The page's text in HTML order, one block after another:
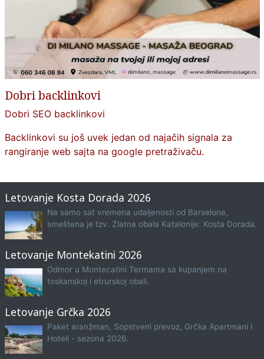
Dobri backlinkovi
Dobri SEO backlinkovi
Backlinkovi su još uvek jedan od najačih signala za
rangiranje web sajta na google pretraživaču.
Letovanje Kosta Dorada 2026
Na samo sat vremena udaljenosti od Barselone,
smeštena je tzv. Zlatna obala Katalonije: Kosta Dorada.
Letovanje Montekatini 2026
Odmor u Montecatini Termama sa kupanjem na
toskanskoj i etrurskoj obali.
Letovanje Grčka 2026
Paket aranžman, Sopstveni prevoz, Grčka Apartmani i
Hoteli - sezona 2026.